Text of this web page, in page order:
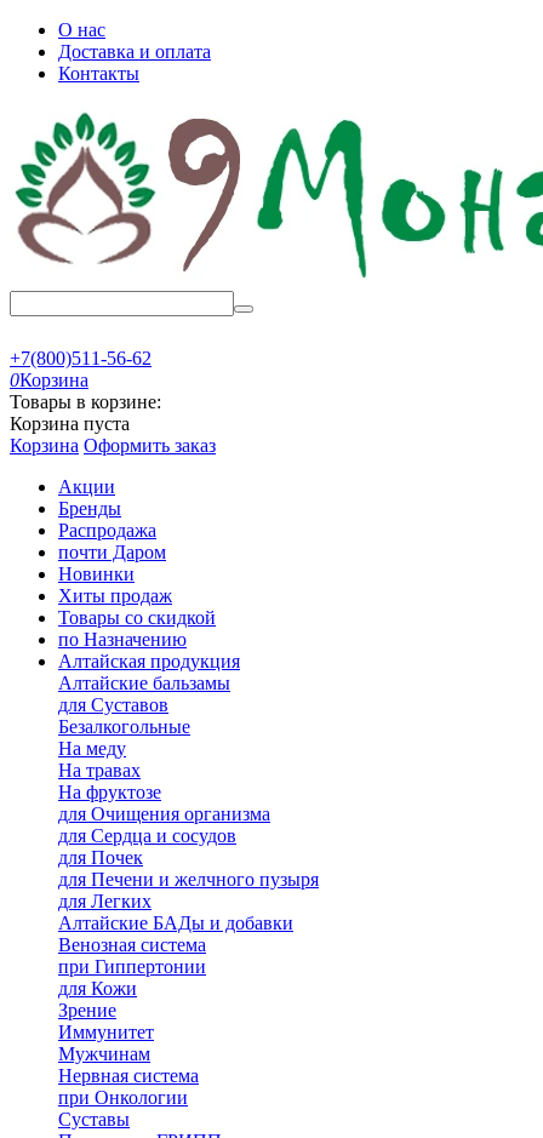
О нас
Доставка и оплата
Контакты
+7(800)511-56-62
0Корзина
Товары в корзине:
Корзина пуста
Корзина Оформить заказ
Акции
Бренды
Распродажа
почти Даром
Новинки
Хиты продаж
Товары со скидкой
по Назначению
Алтайская продукция
Алтайские бальзамы
для Суставов
Безалкогольные
На меду
На травах
На фруктозе
для Очищения организма
для Сердца и сосудов
для Почек
для Печени и желчного пузыря
для Легких
Алтайские БАДы и добавки
Венозная система
при Гиппертонии
для Кожи
Зрение
Иммунитет
Мужчинам
Нервная система
при Онкологии
Суставы